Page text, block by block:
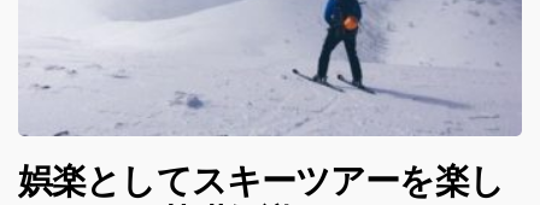
娯楽としてスキーツアーを楽し